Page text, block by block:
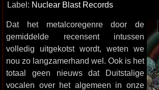
Label: Nuclear Blast Records
Dat het metalcoregenre door de
gemiddelde recensent intussen
volledig uitgekotst wordt, weten we
nou zo langzamerhand wel. Ook is het
totaal geen nieuws dat Duitstalige
vocalen over het algemeen in onze